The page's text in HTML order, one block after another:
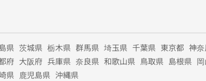
県 茨城県 栃木県 群馬県 埼玉県 千葉県 東京都 神
府 大阪府 兵庫県 奈良県 和歌山県 鳥取県 島根県
県 鹿児島県 沖縄県